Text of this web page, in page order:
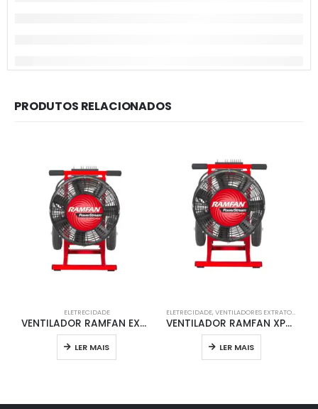
PRODUTOS RELACIONADOS
ELETRECIDADE
VENTILADOR RAMFAN EX400 / EX420 1.5hp PPV elétrico
LER MAIS
ELETRECIDADE,VENTILADORES EXTRATORES DE FUMO
VENTILADOR RAMFAN XP400 / XP420 1.5 HP (ELÉTRICO)
LER MAIS